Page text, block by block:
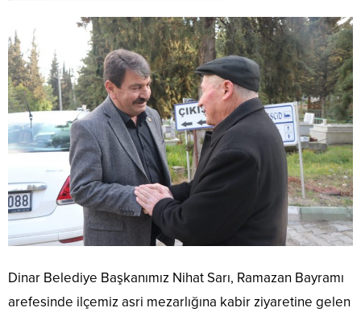
Dinar Belediye Başkanımız Nihat Sarı, Ramazan Bayramı
arefesinde ilçemiz asri mezarlığına kabir ziyaretine gelen